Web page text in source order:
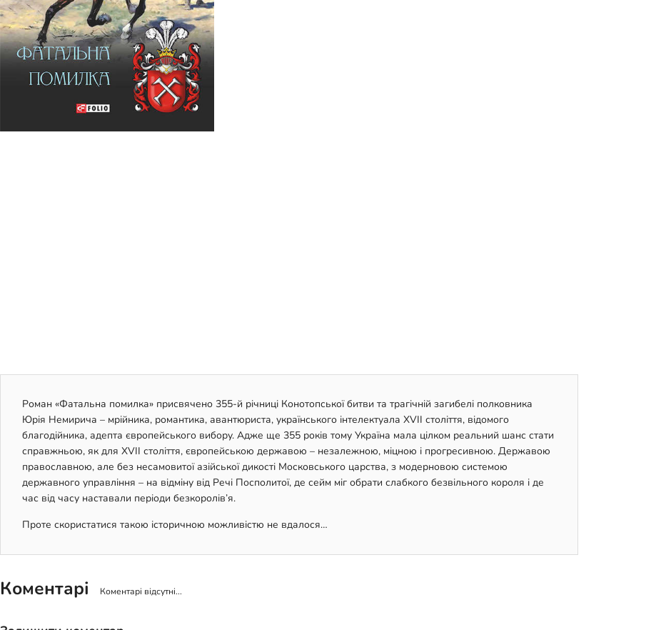
Роман «Фатальна помилка» присвячено 355-й річниці Конотопської битви та трагічній загибелі полковника
Юрія Немирича – мрійника, романтика, авантюриста, українського інтелектуала XVII століття, відомого
благодійника, адепта європейського вибору. Адже ще 355 років тому Україна мала цілком реальний шанс стати
справжньою, як для XVII століття, європейською державою – незалежною, міцною і прогресивною. Державою
православною, але без несамовитої азійської дикості Московського царства, з модерновою системою
державного управління – на відміну від Речі Посполитої, де сейм міг обрати слабкого безвільного короля і де
час від часу наставали періоди безкоролів’я.
Проте скористатися такою історичною можливістю не вдалося…
Коментарі Коментарі відсутні...